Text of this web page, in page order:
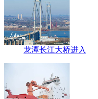
龙潭长江大桥进入